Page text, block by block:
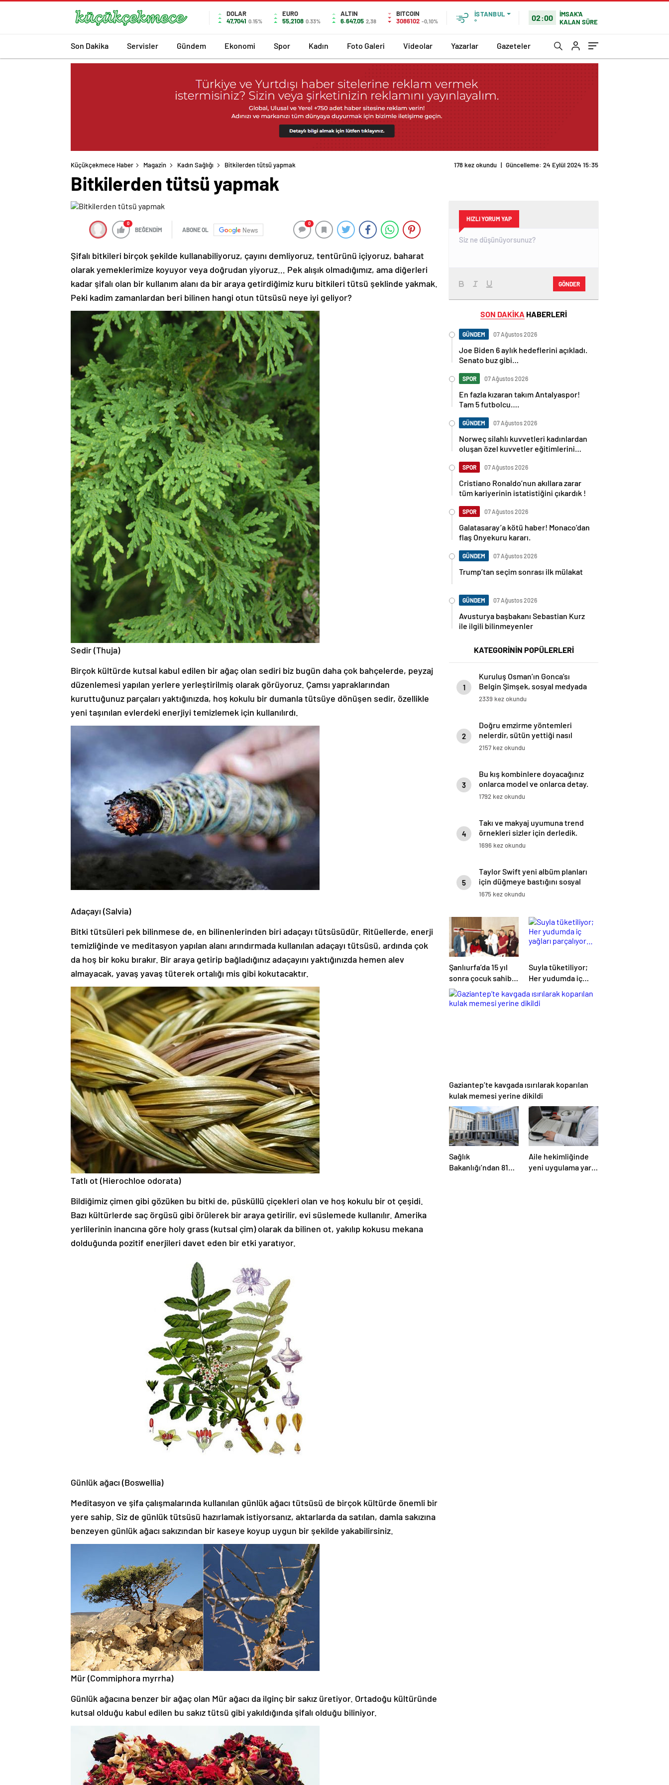
DOLAR
47,7041 0.15%
EURO
55,2108 0.33%
ALTIN
6.647,05 2,38
BITCOIN
3086102 -0,10%
İSTANBUL
°
02:00
İMSAK'A
KALAN SÜRE
Son Dakika Servisler Gündem Ekonomi Spor Kadın Foto Galeri Videolar Yazarlar Gazeteler
Küçükçekmece Haber Magazin Kadın Sağlığı Bitkilerden tütsü yapmak 178 kez okundu | Güncelleme: 24 Eylül 2024 15:35
Bitkilerden tütsü yapmak
0
BEĞENDİM ABONE OL News
0
Şifalı bitkileri birçok şekilde kullanabiliyoruz, çayını demliyoruz, tentürünü içiyoruz, baharat
olarak yemeklerimize koyuyor veya doğrudan yiyoruz… Pek alışık olmadığımız, ama diğerleri
kadar şifalı olan bir kullanım alanı da bir araya getirdiğimiz kuru bitkileri tütsü şeklinde yakmak.
Peki kadim zamanlardan beri bilinen hangi otun tütsüsü neye iyi geliyor?
Sedir (Thuja)
Birçok kültürde kutsal kabul edilen bir ağaç olan sediri biz bugün daha çok bahçelerde, peyzaj
düzenlemesi yapılan yerlere yerleştirilmiş olarak görüyoruz. Çamsı yapraklarından
kuruttuğunuz parçaları yaktığınızda, hoş kokulu bir dumanla tütsüye dönüşen sedir, özellikle
yeni taşınılan evlerdeki enerjiyi temizlemek için kullanılırdı.
Adaçayı (Salvia)
Bitki tütsüleri pek bilinmese de, en bilinenlerinden biri adaçayı tütsüsüdür. Ritüellerde, enerji
temizliğinde ve meditasyon yapılan alanı arındırmada kullanılan adaçayı tütsüsü, ardında çok
da hoş bir koku bırakır. Bir araya getirip bağladığınız adaçayını yaktığınızda hemen alev
almayacak, yavaş yavaş tüterek ortalığı mis gibi kokutacaktır.
Tatlı ot (Hierochloe odorata)
Bildiğimiz çimen gibi gözüken bu bitki de, püsküllü çiçekleri olan ve hoş kokulu bir ot çeşidi.
Bazı kültürlerde saç örgüsü gibi örülerek bir araya getirilir, evi süslemede kullanılır. Amerika
yerlilerinin inancına göre holy grass (kutsal çim) olarak da bilinen ot, yakılıp kokusu mekana
dolduğunda pozitif enerjileri davet eden bir etki yaratıyor.
Günlük ağacı (Boswellia)
Meditasyon ve şifa çalışmalarında kullanılan günlük ağacı tütsüsü de birçok kültürde önemli bir
yere sahip. Siz de günlük tütsüsü hazırlamak istiyorsanız, aktarlarda da satılan, damla sakızına
benzeyen günlük ağacı sakızından bir kaseye koyup uygun bir şekilde yakabilirsiniz.
Mür (Commiphora myrrha)
Günlük ağacına benzer bir ağaç olan Mür ağacı da ilginç bir sakız üretiyor. Ortadoğu kültüründe
kutsal olduğu kabul edilen bu sakız tütsü gibi yakıldığında şifalı olduğu biliniyor.
HIZLI YORUM YAP
GÖNDER
SON DAKİKA HABERLERİ
GÜNDEM 07 Ağustos 2026
Joe Biden 6 aylık hedeflerini açıkladı.
Senato buz gibi…
SPOR 07 Ağustos 2026
En fazla kızaran takım Antalyaspor!
Tam 5 futbolcu….
GÜNDEM 07 Ağustos 2026
Norweç silahlı kuvvetleri kadınlardan
oluşan özel kuvvetler eğitimlerini
SPOR 07 Ağustos 2026
Cristiano Ronaldo’nun akıllara zarar
tüm kariyerinin istatistiğini çıkardık !
SPOR 07 Ağustos 2026
Galatasaray’a kötü haber! Monaco’dan
flaş Onyekuru kararı.
GÜNDEM 07 Ağustos 2026
Trump’tan seçim sonrası ilk mülakat
GÜNDEM 07 Ağustos 2026
Avusturya başbakanı Sebastian Kurz
ile ilgili bilinmeyenler
KATEGORİNİN POPÜLERLERİ
1
Kuruluş Osman’ın Gonca’sı
Belgin Şimşek, sosyal medyada
uğradığı linç ve mobbinge karşı
2339 kez okundu
2
Doğru emzirme yöntemleri
nelerdir, sütün yettiği nasıl
anlaşılır?
2157 kez okundu
3
Bu kış kombinlere doyacağınız
onlarca model ve onlarca detay.
1792 kez okundu
4
Takı ve makyaj uyumuna trend
örnekleri sizler için derledik.
1696 kez okundu
5
Taylor Swift yeni albüm planları
için düğmeye bastığını sosyal
medyadan duyurdu!
1675 kez okundu
Şanlıurfa’da 15 yıl
sonra çocuk sahibi
oldu
Suyla tüketiliyor;
Her yudumda iç
yağları parçalıyor…
Gaziantep’te kavgada ısırılarak koparılan
kulak memesi yerine dikildi
Sağlık
Bakanlığı’ndan 81
Aile hekimliğinde
yeni uygulama yarın